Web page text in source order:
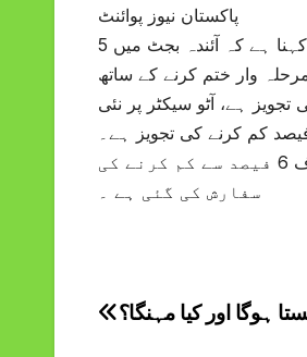
پاکستان نیوز پوائنٹ
حکومت نے آئی ایم ایف کو پرانی گاڑیوں کی درآمد پر ٹیکسز کم کرنے کی تجویز دے دی ، ذرائع کا کہنا ہے کہ آئندہ بجٹ میں 5
وار ختم کرنے کے ساتھ
ہے، آٹو سیکٹر پر نئی
ڈیوٹیز لاگو نہ کرنے کی سفارش کی گئی ہے جب کہ پرانی گاڑیوں پر ٹیرف سالانہ 10 فیصد کم کرنے کی تجویز ہے۔
آٹو سیکٹر پر نان ٹیرف رکاوٹوں کو ختم کرنے کی سفارش ہے اور 2030 تک آٹو سیکٹر پر اوسط ٹیرف 6 فیصد سے کم کرنے کی
سفارش کی گئی ہے ۔
Post
ہوگا اور کیا مہنگا؟